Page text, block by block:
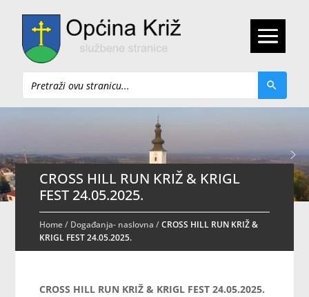
Pretraži
CROSS HILL RUN KRIŽ & KRIGL
FEST 24.05.2025.
Home/ Događanja- naslovna /CROSS HILL RUN KRIŽ &
KRIGL FEST 24.05.2025.
CROSS HILL RUN KRIŽ & KRIGL FEST 24.05.2025.